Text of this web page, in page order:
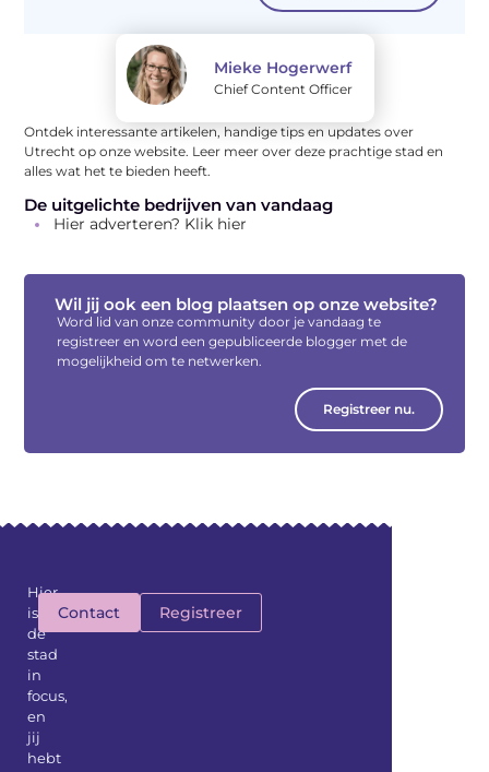
Mieke Hogerwerf
Chief Content Officer
Ontdek interessante artikelen, handige tips en updates over
Utrecht op onze website. Leer meer over deze prachtige stad en
alles wat het te bieden heeft.
De uitgelichte bedrijven van vandaag
Hier adverteren? Klik hier
Wil jij ook een blog plaatsen op onze website?
Word lid van onze community door je vandaag te
registreer en word een gepubliceerde blogger met de
mogelijkheid om te netwerken.
Registreer nu.
Hier
is
de
stad
in
focus,
en
jij
hebt
Contact Registreer